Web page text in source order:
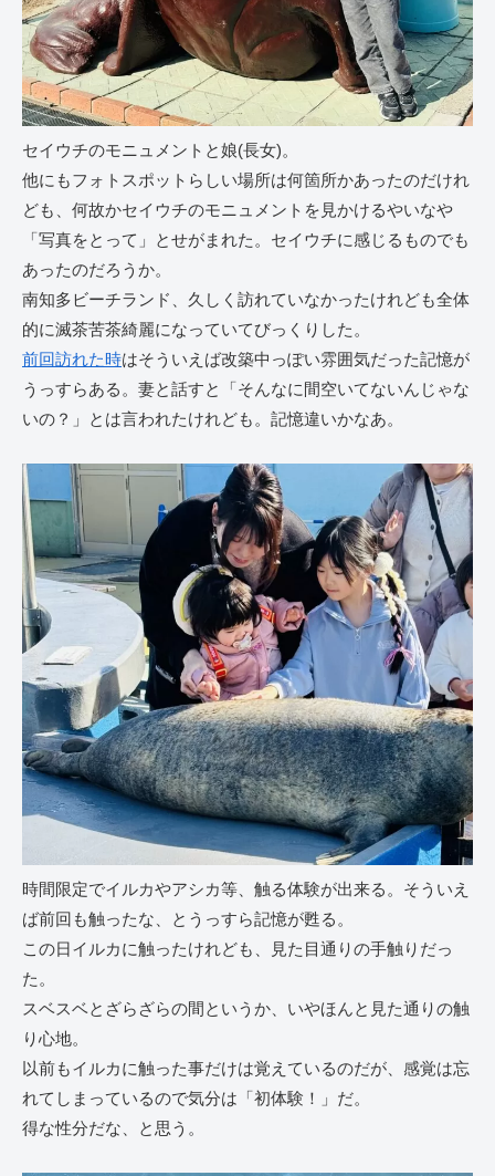
セイウチのモニュメントと娘(長女)。
他にもフォトスポットらしい場所は何箇所かあったのだけれ
ども、何故かセイウチのモニュメントを見かけるやいなや
「写真をとって」とせがまれた。セイウチに感じるものでも
あったのだろうか。
南知多ビーチランド、久しく訪れていなかったけれども全体
的に滅茶苦茶綺麗になっていてびっくりした。
前回訪れた時はそういえば改築中っぽい雰囲気だった記憶が
うっすらある。妻と話すと「そんなに間空いてないんじゃな
いの？」とは言われたけれども。記憶違いかなあ。
時間限定でイルカやアシカ等、触る体験が出来る。そういえ
ば前回も触ったな、とうっすら記憶が甦る。
この日イルカに触ったけれども、見た目通りの手触りだっ
た。
スベスベとざらざらの間というか、いやほんと見た通りの触
り心地。
以前もイルカに触った事だけは覚えているのだが、感覚は忘
れてしまっているので気分は「初体験！」だ。
得な性分だな、と思う。